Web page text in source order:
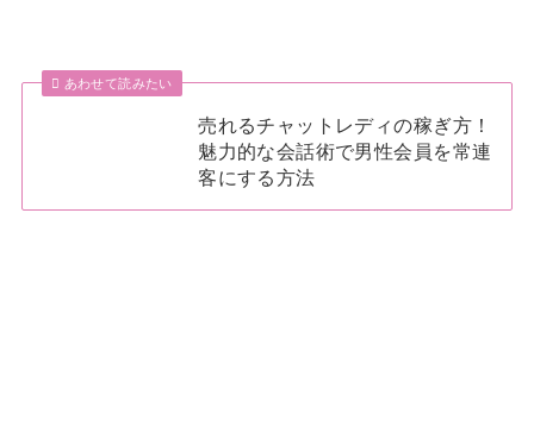
あわせて読みたい
売れるチャットレディの稼ぎ方！
魅力的な会話術で男性会員を常連
客にする方法